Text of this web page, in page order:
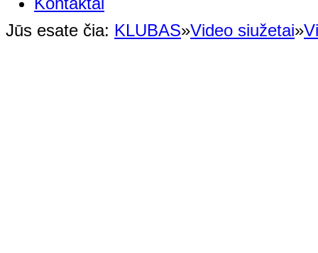
Jūs esate čia: KLUBAS»Video siužetai»